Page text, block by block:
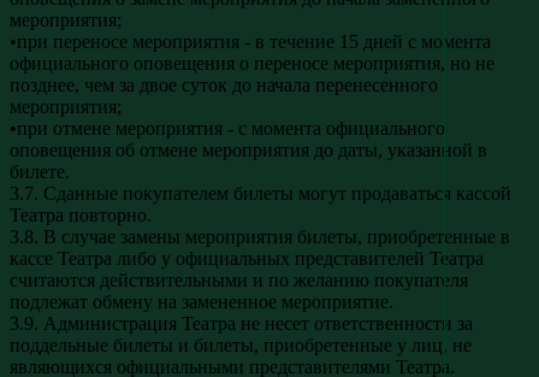
мероприятия;
•при переносе мероприятия - в течение 15 дней с момента
официального оповещения о переносе мероприятия, но не
позднее, чем за двое суток до начала перенесенного
мероприятия;
•при отмене мероприятия - с момента официального
оповещения об отмене мероприятия до даты, указанной в
билете.
3.7. Сданные покупателем билеты могут продаваться кассой
Театра повторно.
3.8. В случае замены мероприятия билеты, приобретенные в
кассе Театра либо у официальных представителей Театра
считаются действительными и по желанию покупателя
подлежат обмену на замененное мероприятие.
3.9. Администрация Театра не несет ответственности за
поддельные билеты и билеты, приобретенные у лиц, не
являющихся официальными представителями Театра.